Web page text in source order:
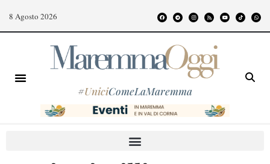
8 Agosto 2026
#UniciComeLaMaremma